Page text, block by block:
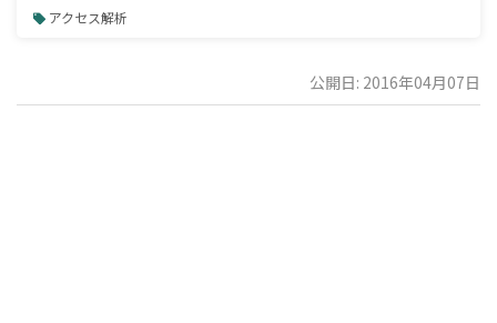
アクセス解析
公開日: 2016年04月07日